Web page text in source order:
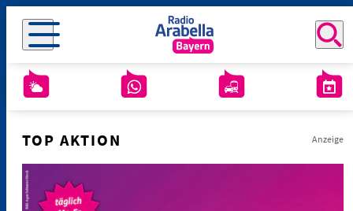
TOP AKTION Anzeige